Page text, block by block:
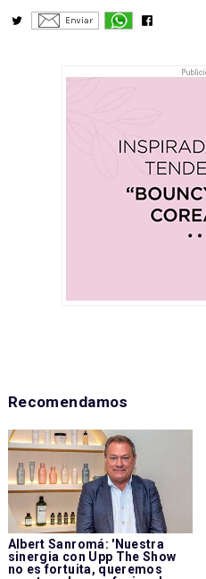
Recomendamos
Albert Sanromá: 'Nuestra
sinergia con Upp The Show
no es fortuita, queremos